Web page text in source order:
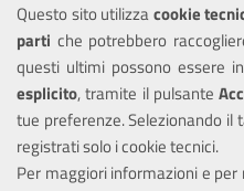
Questo sito utilizzacookie
parti che potrebbero
questi ultimi possono essere
esplicito, tramite il pulsante
tue preferenze. Selezionando il
registrati solo i cookie tecnici.
Per maggiori informazioni e
Informativa privacy
Note legali
Piano di miglioramento del
Piano di miglioramento dei
Dichiarazione di accessibilità